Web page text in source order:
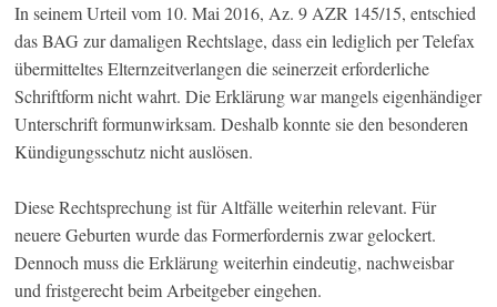
In seinem Urteil vom 10. Mai 2016, Az. 9 AZR 145/15, entschied
das BAG zur damaligen Rechtslage, dass ein lediglich per Telefax
übermitteltes Elternzeitverlangen die seinerzeit erforderliche
Schriftform nicht wahrt. Die Erklärung war mangels eigenhändiger
Unterschrift formunwirksam. Deshalb konnte sie den besonderen
Kündigungsschutz nicht auslösen.
Diese Rechtsprechung ist für Altfälle weiterhin relevant. Für
neuere Geburten wurde das Formerfordernis zwar gelockert.
Dennoch muss die Erklärung weiterhin eindeutig, nachweisbar
und fristgerecht beim Arbeitgeber eingehen.